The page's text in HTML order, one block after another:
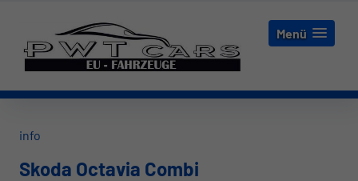
Menü
info
Skoda Octavia Combi